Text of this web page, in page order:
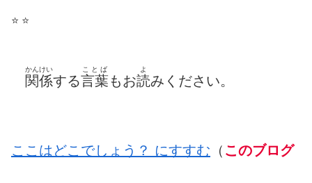
⭐️ ⭐️
関係
かんけい
する言葉
ことば
もお読
よ
みください。
ここはどこでしょう？ にすすむ （ このブログ